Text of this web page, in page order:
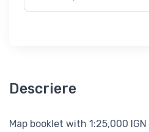
Descriere
Map booklet with 1:25,000